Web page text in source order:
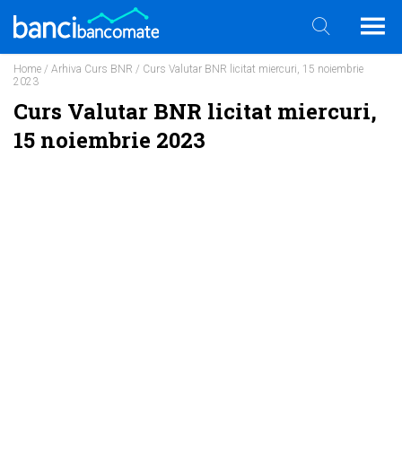
Home / Arhiva Curs BNR / Curs Valutar BNR licitat miercuri, 15 noiembrie
2023
Curs Valutar BNR licitat miercuri,
15 noiembrie 2023